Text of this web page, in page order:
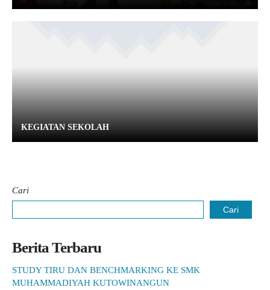
KEGIATAN SEKOLAH
Cari
Cari
Berita Terbaru
STUDY TIRU DAN BENCHMARKING KE SMK
MUHAMMADIYAH KUTOWINANGUN